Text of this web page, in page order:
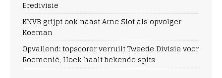
Eredivisie
KNVB grijpt ook naast Arne Slot als opvolger
Koeman
Opvallend: topscorer verruilt Tweede Divisie voor
Roemenië, Hoek haalt bekende spits